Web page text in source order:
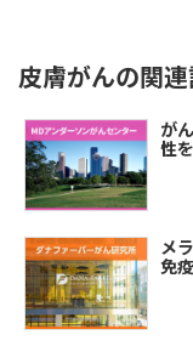
皮膚がんの関
が
性
メ
免